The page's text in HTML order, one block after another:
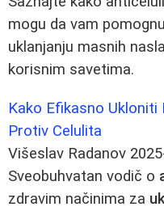
mogu da vam
uklanjanju masnih
korisnim savetima.
Kako Efikasno
Protiv Celulita
Višeslav Radanov
Sveobuhvatan vodič o
zdravim načinima za